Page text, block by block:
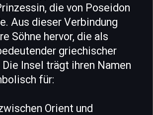
die von Poseidon
Aus dieser Verbindung
Söhne hervor, die als
griechischer
Insel trägt ihren Namen
für:
Orient und